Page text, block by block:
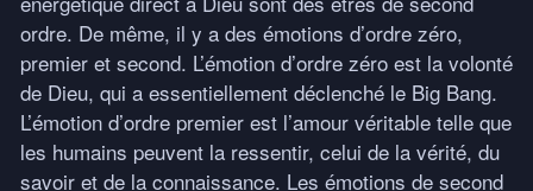
ordre. De même, il y a des émotions d’ordre zéro,
premier et second. L’émotion d’ordre zéro est la volonté
de Dieu, qui a essentiellement déclenché le Big Bang.
L’émotion d’ordre premier est l’amour véritable telle que
les humains peuvent la ressentir, celui de la vérité, du
savoir et de la connaissance. Les émotions de second